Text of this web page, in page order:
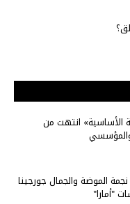
الأساسية» انتهت من
والمؤسسي
الموضة والجمال جورجينا
"أمارا"